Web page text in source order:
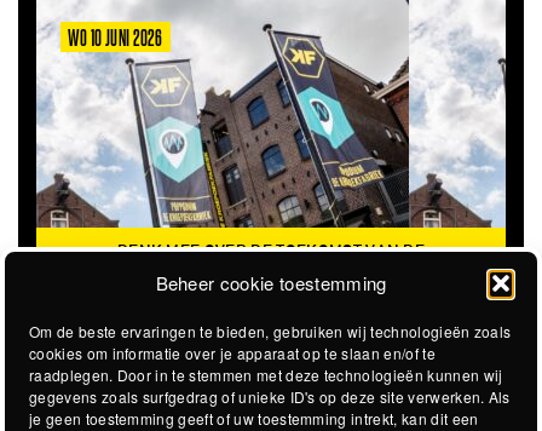
Beheer cookie toestemming
Om de beste ervaringen te bieden, gebruiken wij technologieën zoals
cookies om informatie over je apparaat op te slaan en/of te
raadplegen. Door in te stemmen met deze technologieën kunnen wij
gegevens zoals surfgedrag of unieke ID's op deze site verwerken. Als
je geen toestemming geeft of uw toestemming intrekt, kan dit een
WO 10 JUNI 2026
DENK MEE OVER DE TOEKOMST VAN DE
KROEPOEKFABRIEK